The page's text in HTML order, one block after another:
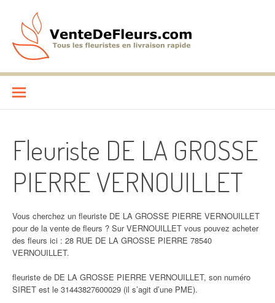
contenu
VenteDeFleurs.com
Fleuriste DE LA GROSSE
PIERRE VERNOUILLET
Vous cherchez un fleuriste DE LA GROSSE PIERRE VERNOUILLET
pour de la vente de fleurs ? Sur VERNOUILLET vous pouvez acheter
des fleurs ici : 28 RUE DE LA GROSSE PIERRE 78540
VERNOUILLET.
fleuriste de DE LA GROSSE PIERRE VERNOUILLET, son numéro
SIRET est le 31443827600029 (il s’agit d’une PME).